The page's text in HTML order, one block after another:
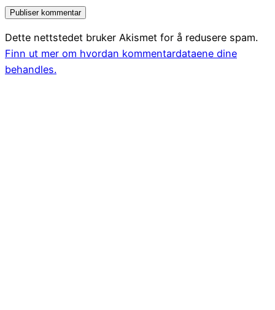
Dette nettstedet bruker Akismet for å redusere spam.
Finn ut mer om hvordan kommentardataene dine
behandles.